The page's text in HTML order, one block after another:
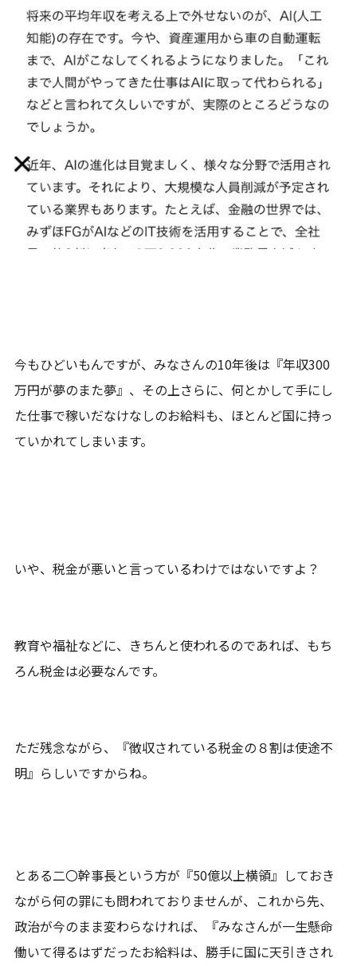
今もひどいもんですが、みなさんの10年後は『年収300
万円が夢のまた夢』、その上さらに、何とかして手にし
た仕事で稼いだなけなしのお給料も、ほとんど国に持っ
ていかれてしまいます。
いや、税金が悪いと言っているわけではないですよ？
教育や福祉などに、きちんと使われるのであれば、もち
ろん税金は必要なんです。
ただ残念ながら、『徴収されている税金の８割は使途不
明』らしいですからね。
とある二〇幹事長という方が『50億以上横領』しておき
ながら何の罪にも問われておりませんが、これから先、
政治が今のまま変わらなければ、『みなさんが一生懸命
働いて得るはずだったお給料は、勝手に国に天引きされ